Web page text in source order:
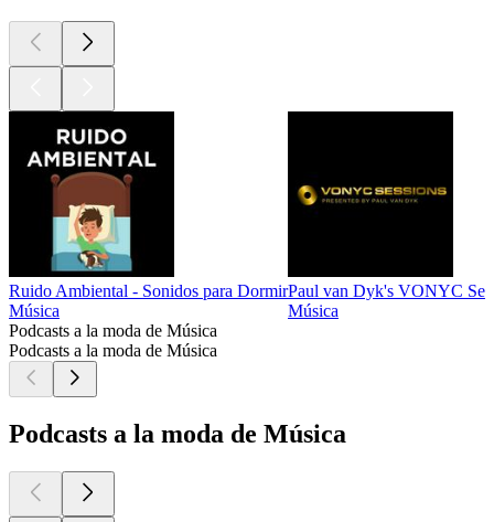
Ruido Ambiental - Sonidos para Dormir
Música
Paul van Dyk's VONYC
Música
Podcasts a la moda de Música
Podcasts a la moda de Música
Podcasts a la moda de Música